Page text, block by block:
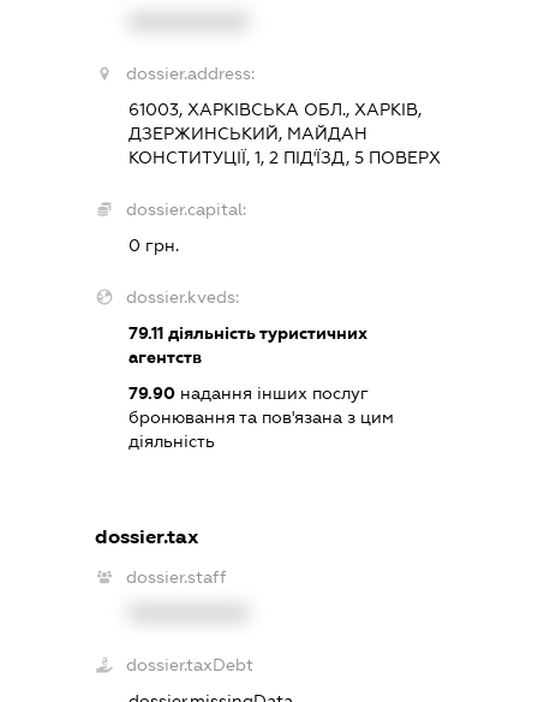
dossier.address:
61003, ХАРКІВСЬКА ОБЛ., ХАРКІВ,
ДЗЕРЖИНСЬКИЙ, МАЙДАН
КОНСТИТУЦІЇ, 1, 2 ПІД'ЇЗД, 5 ПОВЕРХ
dossier.capital:
0 грн.
dossier.kveds:
79.11діяльність туристичних
агентств
79.90надання інших послуг
бронювання та пов'язана з цим
діяльність
dossier.tax
dossier.staff
dossier.taxDebt